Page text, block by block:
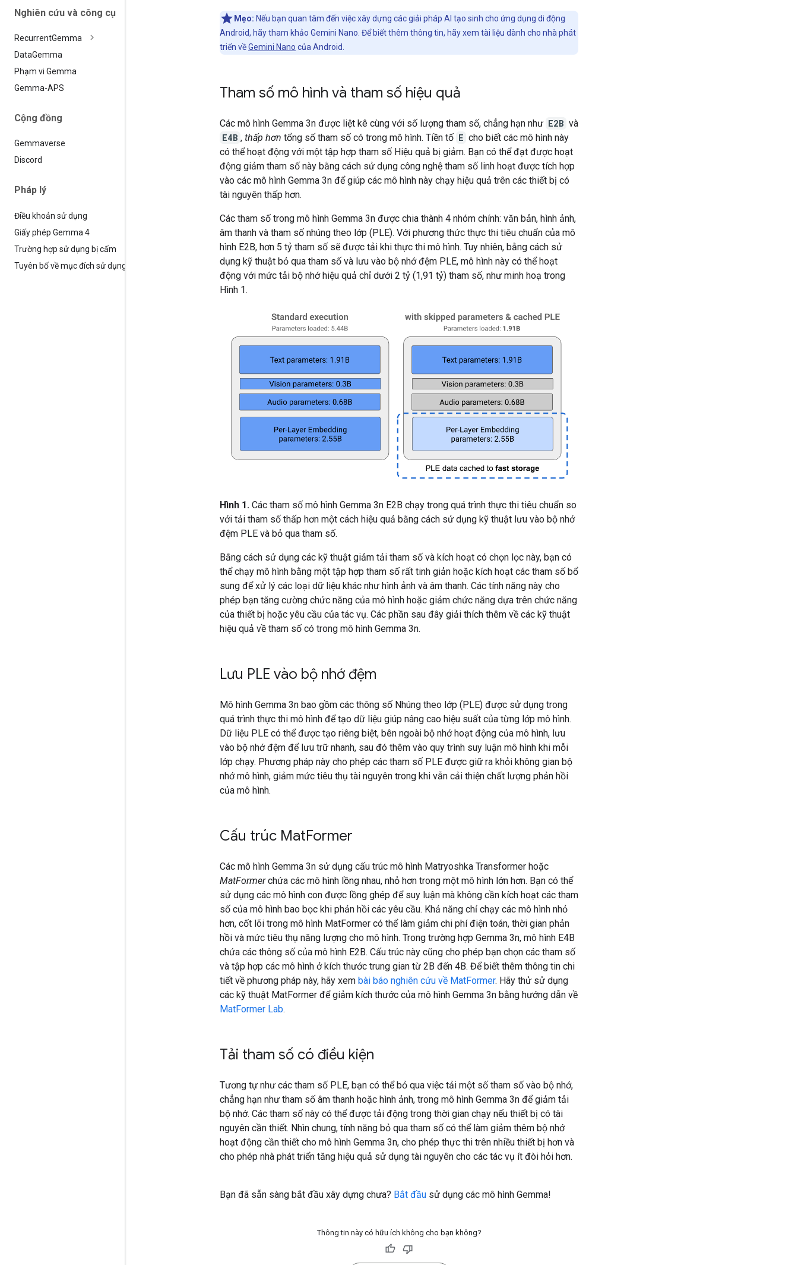
Nghiên cứu và công cụ
RecurrentGemma
DataGemma
Phạm vi Gemma
Gemma-APS
Cộng đồng
Gemmaverse
Discord
Pháp lý
Điều khoản sử dụng
Giấy phép Gemma 4
Trường hợp sử dụng bị cấm
Tuyên bố về mục đích sử dụng
Mẹo: Nếu bạn quan tâm đến việc xây dựng các giải pháp AI tạo sinh cho ứng dụng di động
Android, hãy tham khảo Gemini Nano. Để biết thêm thông tin, hãy xem tài liệu dành cho nhà phát
triển vềGemini Nano của Android.
Tham số mô hình và tham số hiệu quả
Các mô hình Gemma 3n được liệt kê cùng với số lượng tham số, chẳng hạn như E2B và
E4B , thấp hơn tổng số tham số có trong mô hình. Tiền tố E cho biết các mô hình này
có thể hoạt động với một tập hợp tham số Hiệu quả bị giảm. Bạn có thể đạt được hoạt
động giảm tham số này bằng cách sử dụng công nghệ tham số linh hoạt được tích hợp
vào các mô hình Gemma 3n để giúp các mô hình này chạy hiệu quả trên các thiết bị có
tài nguyên thấp hơn.
Các tham số trong mô hình Gemma 3n được chia thành 4 nhóm chính: văn bản, hình ảnh,
âm thanh và tham số nhúng theo lớp (PLE). Với phương thức thực thi tiêu chuẩn của mô
hình E2B, hơn 5 tỷ tham số sẽ được tải khi thực thi mô hình. Tuy nhiên, bằng cách sử
dụng kỹ thuật bỏ qua tham số và lưu vào bộ nhớ đệm PLE, mô hình này có thể hoạt
động với mức tải bộ nhớ hiệu quả chỉ dưới 2 tỷ (1,91 tỷ) tham số, như minh hoạ trong
Hình 1.
Hình 1. Các tham số mô hình Gemma 3n E2B chạy trong quá trình thực thi tiêu chuẩn so
với tải tham số thấp hơn một cách hiệu quả bằng cách sử dụng kỹ thuật lưu vào bộ nhớ
đệm PLE và bỏ qua tham số.
Bằng cách sử dụng các kỹ thuật giảm tải tham số và kích hoạt có chọn lọc này, bạn có
thể chạy mô hình bằng một tập hợp tham số rất tinh giản hoặc kích hoạt các tham số bổ
sung để xử lý các loại dữ liệu khác như hình ảnh và âm thanh. Các tính năng này cho
phép bạn tăng cường chức năng của mô hình hoặc giảm chức năng dựa trên chức năng
của thiết bị hoặc yêu cầu của tác vụ. Các phần sau đây giải thích thêm về các kỹ thuật
hiệu quả về tham số có trong mô hình Gemma 3n.
Lưu PLE vào bộ nhớ đệm
Mô hình Gemma 3n bao gồm các thông số Nhúng theo lớp (PLE) được sử dụng trong
quá trình thực thi mô hình để tạo dữ liệu giúp nâng cao hiệu suất của từng lớp mô hình.
Dữ liệu PLE có thể được tạo riêng biệt, bên ngoài bộ nhớ hoạt động của mô hình, lưu
vào bộ nhớ đệm để lưu trữ nhanh, sau đó thêm vào quy trình suy luận mô hình khi mỗi
lớp chạy. Phương pháp này cho phép các tham số PLE được giữ ra khỏi không gian bộ
nhớ mô hình, giảm mức tiêu thụ tài nguyên trong khi vẫn cải thiện chất lượng phản hồi
của mô hình.
Cấu trúc MatFormer
Các mô hình Gemma 3n sử dụng cấu trúc mô hình Matryoshka Transformer hoặc
MatFormerchứa các mô hình lồng nhau, nhỏ hơn trong một mô hình lớn hơn. Bạn có thể
sử dụng các mô hình con được lồng ghép để suy luận mà không cần kích hoạt các tham
số của mô hình bao bọc khi phản hồi các yêu cầu. Khả năng chỉ chạy các mô hình nhỏ
hơn, cốt lõi trong mô hình MatFormer có thể làm giảm chi phí điện toán, thời gian phản
hồi và mức tiêu thụ năng lượng cho mô hình. Trong trường hợp Gemma 3n, mô hình E4B
chứa các thông số của mô hình E2B. Cấu trúc này cũng cho phép bạn chọn các tham số
và tập hợp các mô hình ở kích thước trung gian từ 2B đến 4B. Để biết thêm thông tin chi
tiết về phương pháp này, hãy xem bài báo nghiên cứu về MatFormer. Hãy thử sử dụng
các kỹ thuật MatFormer để giảm kích thước của mô hình Gemma 3n bằng hướng dẫn về
MatFormer Lab.
Tải tham số có điều kiện
Tương tự như các tham số PLE, bạn có thể bỏ qua việc tải một số tham số vào bộ nhớ,
chẳng hạn như tham số âm thanh hoặc hình ảnh, trong mô hình Gemma 3n để giảm tải
bộ nhớ. Các tham số này có thể được tải động trong thời gian chạy nếu thiết bị có tài
nguyên cần thiết. Nhìn chung, tính năng bỏ qua tham số có thể làm giảm thêm bộ nhớ
hoạt động cần thiết cho mô hình Gemma 3n, cho phép thực thi trên nhiều thiết bị hơn và
cho phép nhà phát triển tăng hiệu quả sử dụng tài nguyên cho các tác vụ ít đòi hỏi hơn.
Bạn đã sẵn sàng bắt đầu xây dựng chưa? Bắt đầu sử dụng các mô hình Gemma!
Thông tin này có hữu ích không cho bạn không?